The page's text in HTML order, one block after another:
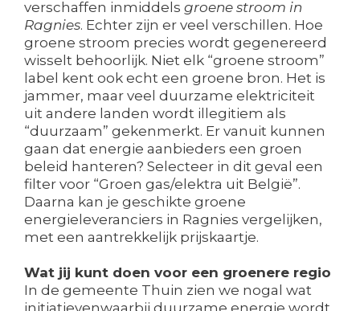
verschaffen inmiddels groene stroom in
Ragnies. Echter zijn er veel verschillen. Hoe
groene stroom precies wordt gegenereerd
wisselt behoorlijk. Niet elk “groene stroom”
label kent ook echt een groene bron. Het is
jammer, maar veel duurzame elektriciteit
uit andere landen wordt illegitiem als
“duurzaam” gekenmerkt. Er vanuit kunnen
gaan dat energie aanbieders een groen
beleid hanteren? Selecteer in dit geval een
filter voor “Groen gas/elektra uit België”.
Daarna kan je geschikte groene
energieleveranciers in Ragnies vergelijken,
met een aantrekkelijk prijskaartje.
Wat jij kunt doen voor een groenere regio
In de gemeente Thuin zien we nogal wat